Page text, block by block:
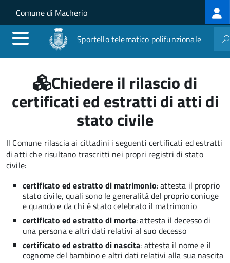
Salta al contenuto principale
Skip to site navigation
Comune di Macherio
Sportello telematico polifunzionale
Chiedere il rilascio di
certificati ed estratti di atti di
stato civile
Il Comune rilascia ai cittadini i seguenti certificati ed estratti
di atti che risultano trascritti nei propri registri di stato
civile:
certificato ed estratto di matrimonio: attesta il proprio
stato civile, quali sono le generalità del proprio coniuge
e quando e da chi è stato celebrato il matrimonio
certificato ed estratto di morte: attesta il decesso di
una persona e altri dati relativi al suo decesso
certificato ed estratto di nascita: attesta il nome e il
cognome del bambino e altri dati relativi alla sua nascita